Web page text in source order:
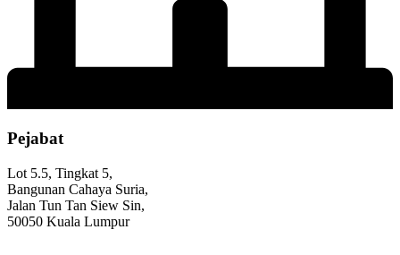
Pejabat
Lot 5.5, Tingkat 5,
Bangunan Cahaya Suria,
Jalan Tun Tan Siew Sin,
50050 Kuala Lumpur